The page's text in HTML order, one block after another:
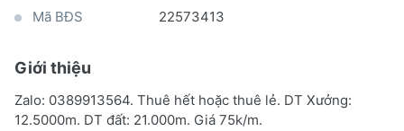
Mã BĐS
22573413
Giới thiệu
Zalo: 0389913564. Thuê hết hoặc thuê lẻ. DT Xưởng:
12.5000m. DT đất: 21.000m. Giá 75k/m.